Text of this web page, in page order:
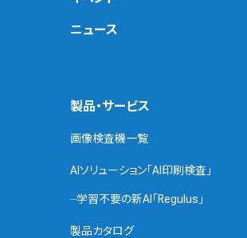
ニュース
製品・サービス
画像検査機一覧
AIソリューション「AI印刷検査」
学習不要の新AI「Regulus」
製品カタログ